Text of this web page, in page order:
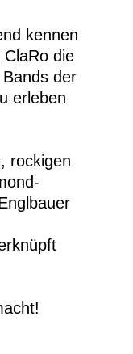
kennen
die
der
erleben
rockigen